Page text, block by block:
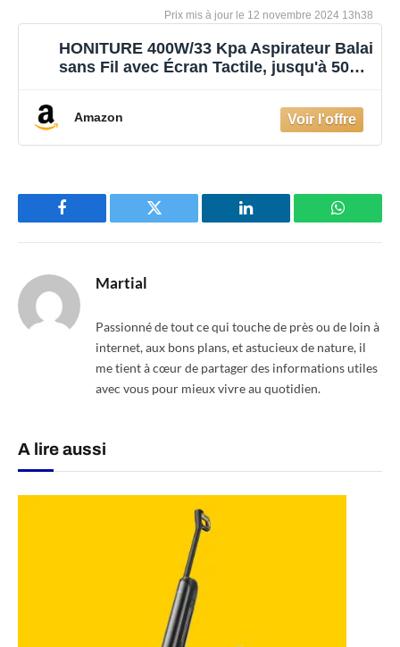
12 novembre 2024 13h38
HONITURE 400W/33 Kpa Aspirateur Balai
sans Fil avec Écran Tactile, jusqu'à 50
Aspirateur Balai pour parquet, Tapis, Poils
d'animaux S13
Amazon
Facebook Twitter LinkedIn
Martial
Passionné de tout ce qui touche de près ou de loin à
internet, aux bons plans, et astucieux de nature, il
me tient à cœur de partager des informations utiles
avec vous pour mieux vivre au quotidien.
A lire aussi